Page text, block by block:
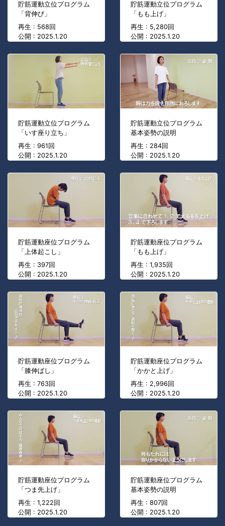
貯筋運動立位プログラム
「背伸び」
再生 : 568回
公開 : 2025.1.20
貯筋運動立位プログラム
「もも上げ」
再生 : 5,280回
公開 : 2025.1.20
貯筋運動立位プログラム
「いす座り立ち」
再生 : 961回
公開 : 2025.1.20
貯筋運動立位プログラム
基本姿勢の説明
再生 : 284回
公開 : 2025.1.20
貯筋運動座位プログラム
「上体起こし」
再生 : 397回
公開 : 2025.1.20
貯筋運動座位プログラム
「もも上げ」
再生 : 1,935回
公開 : 2025.1.20
貯筋運動座位プログラム
「膝伸ばし」
再生 : 763回
公開 : 2025.1.20
貯筋運動座位プログラム
「かかと上げ」
再生 : 2,996回
公開 : 2025.1.20
貯筋運動座位プログラム
「つま先上げ」
再生 : 1,222回
公開 : 2025.1.20
貯筋運動座位プログラム
基本姿勢の説明
再生 : 807回
公開 : 2025.1.20